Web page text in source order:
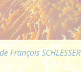
SCHLESSER